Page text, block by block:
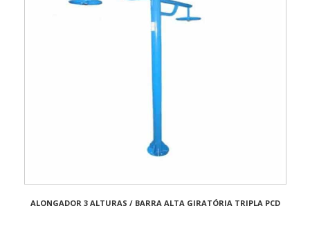
ALONGADOR 3 ALTURAS / BARRA ALTA GIRATÓRIA TRIPLA PCD